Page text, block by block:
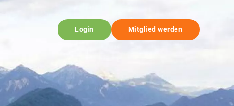
Login Mitglied werden